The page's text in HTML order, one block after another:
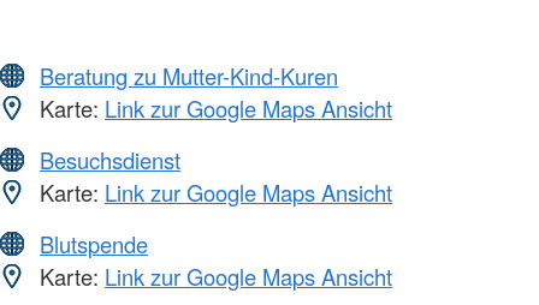
Beratung zu Mutter-Kind-Kuren
Karte: Link zur Google Maps Ansicht
Besuchsdienst
Karte: Link zur Google Maps Ansicht
Blutspende
Karte: Link zur Google Maps Ansicht